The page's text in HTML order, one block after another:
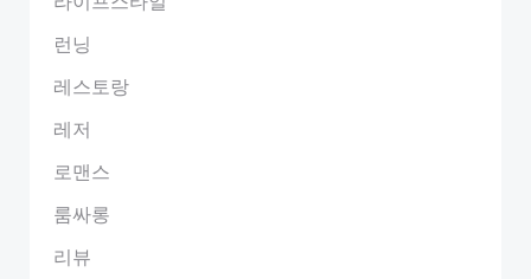
런닝
레스토랑
레저
로맨스
룸싸롱
리뷰